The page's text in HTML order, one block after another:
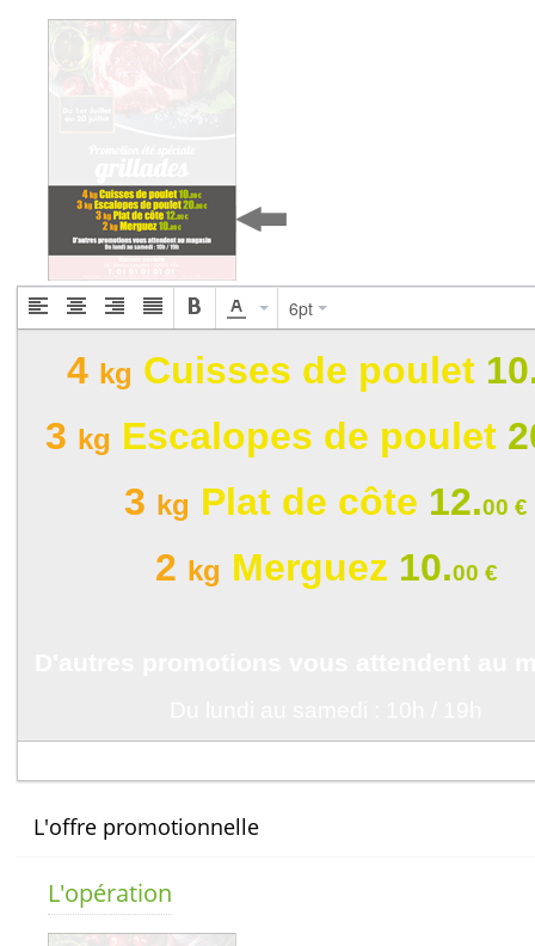
6pt
L'offre promotionnelle
L'opération